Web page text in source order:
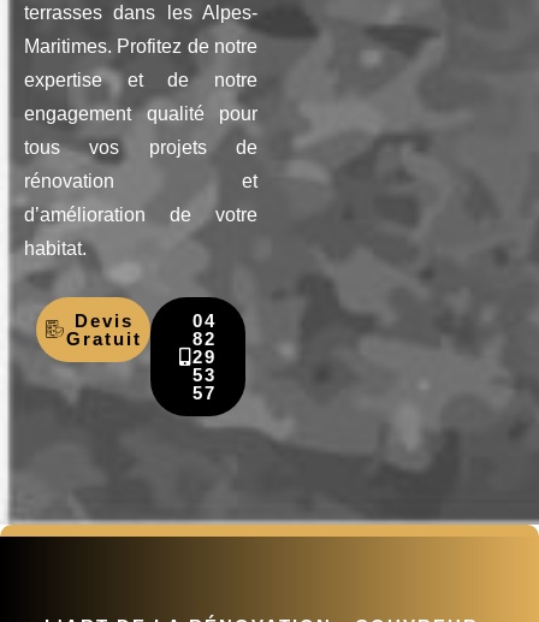
terrasses dans les Alpes-
Maritimes. Profitez de notre
expertise et de notre
engagement qualité pour
tous vos projets de
rénovation et
d’amélioration de votre
habitat.
Devis
Gratuit
04
82
29
53
57